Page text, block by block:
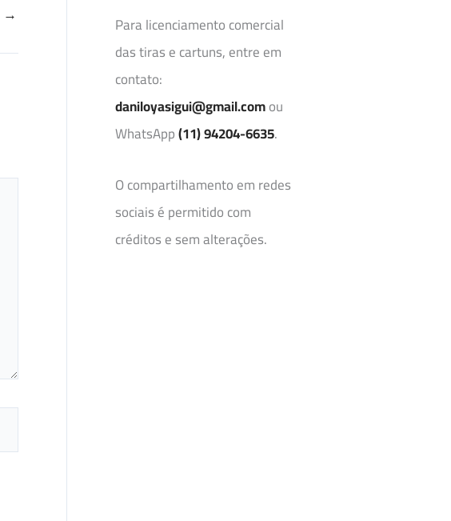
→
Para licenciamento comercial
das tiras e cartuns, entre em
contato:
daniloyasigui@gmail.comou
WhatsApp(11) 94204-6635.
O compartilhamento em redes
sociais é permitido com
créditos e sem alterações.